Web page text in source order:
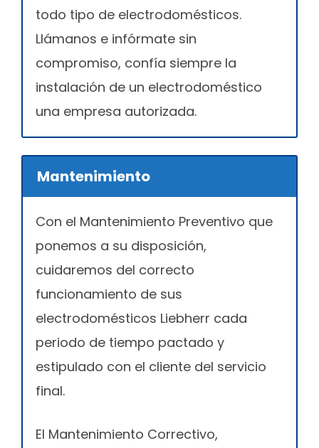
todo tipo de electrodomésticos.
Llámanos e infórmate sin
compromiso, confía siempre la
instalación de un electrodoméstico
una empresa autorizada.
Mantenimiento
Con el Mantenimiento Preventivo que
ponemos a su disposición,
cuidaremos del correcto
funcionamiento de sus
electrodomésticos Liebherr cada
periodo de tiempo pactado y
estipulado con el cliente del servicio
final.
El Mantenimiento Correctivo,